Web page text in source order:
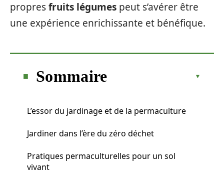
propresfruits légumes peut s’avérer être
une expérience enrichissante et bénéfique.
Sommaire
L’essor du jardinage et de la permaculture
Jardiner dans l’ère du zéro déchet
Pratiques permaculturelles pour un sol
vivant